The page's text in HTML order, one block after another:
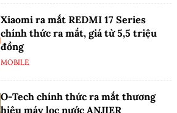
Xiaomi ra mắt REDMI 17 Series
chính thức ra mắt, giá từ 5,5 triệu
đồng
MOBILE
O-Tech chính thức ra mắt thương
hiệu máy lọc nước ANJIER